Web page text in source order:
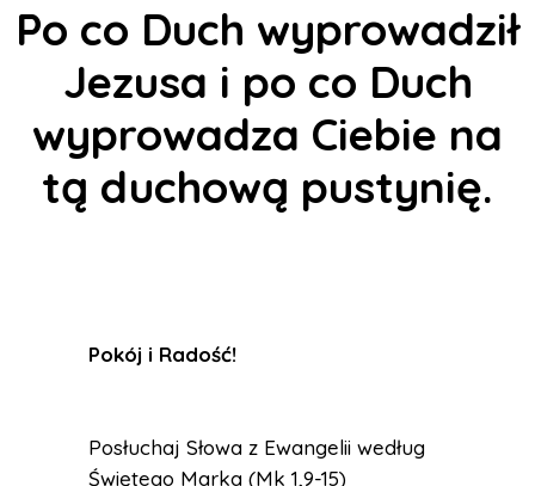
Po co Duch wyprowadził
Jezusa i po co Duch
wyprowadza Ciebie na
tą duchową pustynię.
Pokój i Radość!
Posłuchaj Słowa z Ewangelii według
Świętego Marka (Mk 1,9-15)